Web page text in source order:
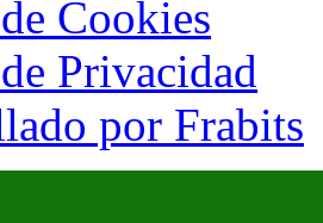
Cookies
Privacidad
por Frabits